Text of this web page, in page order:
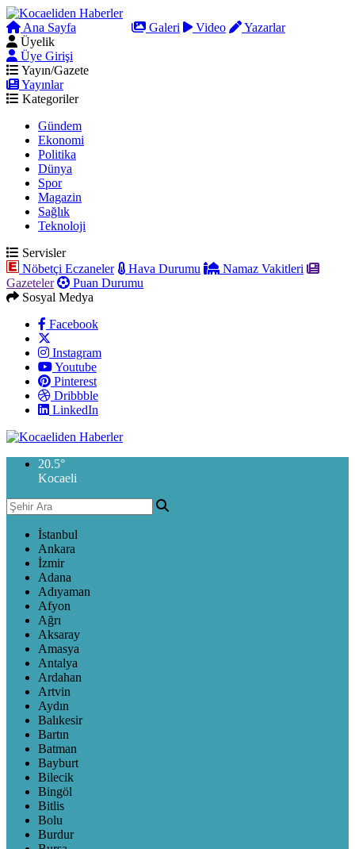
Ana Sayfa Galeri Video
Yazarlar
Üyelik
Üye Girişi
Yayın/Gazete
Yayınlar
Kategoriler
Gündem
Ekonomi
Politika
Dünya
Spor
Magazin
Sağlık
Teknoloji
Servisler
Nöbetçi Eczaneler
Hava Durumu
Namaz Vakitleri
Gazeteler
Puan Durumu
Sosyal Medya
Facebook
Instagram
Youtube
Pinterest
Dribbble
LinkedIn
20.5°
Kocaeli
İstanbul
Ankara
İzmir
Adana
Adıyaman
Afyon
Ağrı
Aksaray
Amasya
Antalya
Ardahan
Artvin
Aydın
Balıkesir
Bartın
Batman
Bayburt
Bilecik
Bingöl
Bitlis
Bolu
Burdur